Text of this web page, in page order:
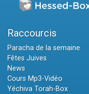
Raccourcis
Paracha de la semaine
Fêtes Juives
News
Cours Mp3-Vidéo
Yéchiva Torah-Box